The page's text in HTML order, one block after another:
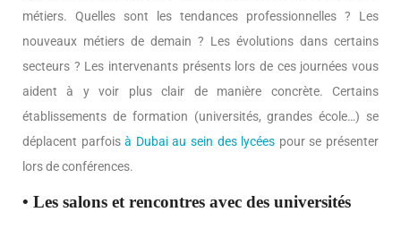
métiers. Quelles sont les tendances professionnelles ? Les
nouveaux métiers de demain ? Les évolutions dans certains
secteurs ? Les intervenants présents lors de ces journées vous
aident à y voir plus clair de manière concrète. Certains
établissements de formation (universités, grandes école…) se
déplacent parfoisà Dubai au sein des lycées pour se présenter
lors de conférences.
• Les salons et rencontres avec des universités